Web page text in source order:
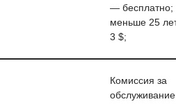
—
меньше 25
3 $;
Комиссия за
обслуживание